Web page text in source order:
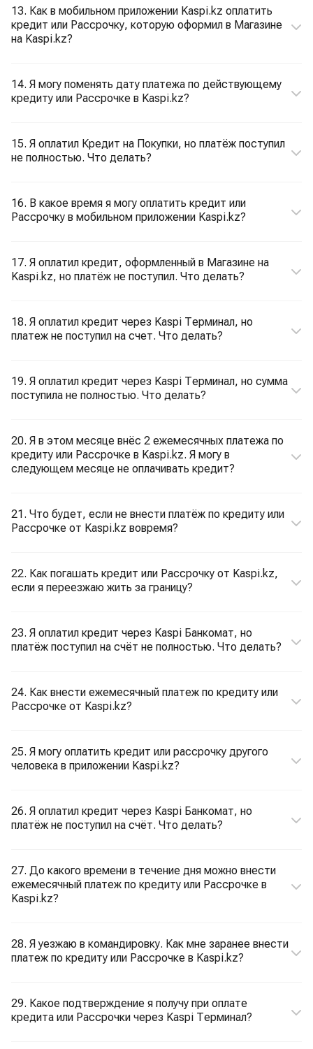
13. Как в мобильном приложении Kaspi.kz оплатить
кредит или Рассрочку, которую оформил в Магазине
на Kaspi.kz?
14. Я могу поменять дату платежа по действующему
кредиту или Рассрочке в Kaspi.kz?
15. Я оплатил Кредит на Покупки, но платёж поступил
не полностью. Что делать?
16. В какое время я могу оплатить кредит или
Рассрочку в мобильном приложении Kaspi.kz?
17. Я оплатил кредит, оформленный в Магазине на
Kaspi.kz, но платёж не поступил. Что делать?
18. Я оплатил кредит через Kaspi Терминал, но
платеж не поступил на счет. Что делать?
19. Я оплатил кредит через Kaspi Терминал, но сумма
поступила не полностью. Что делать?
20. Я в этом месяце внёс 2 ежемесячных платежа по
кредиту или Рассрочке в Kaspi.kz. Я могу в
следующем месяце не оплачивать кредит?
21. Что будет, если не внести платёж по кредиту или
Рассрочке от Kaspi.kz вовремя?
22. Как погашать кредит или Рассрочку от Kaspi.kz,
если я переезжаю жить за границу?
23. Я оплатил кредит через Kaspi Банкомат, но
платёж поступил на счёт не полностью. Что делать?
24. Как внести ежемесячный платеж по кредиту или
Рассрочке от Kaspi.kz?
25. Я могу оплатить кредит или рассрочку другого
человека в приложении Kaspi.kz?
26. Я оплатил кредит через Kaspi Банкомат, но
платёж не поступил на счёт. Что делать?
27. До какого времени в течение дня можно внести
ежемесячный платеж по кредиту или Рассрочке в
Kaspi.kz?
28. Я уезжаю в командировку. Как мне заранее внести
платеж по кредиту или Рассрочке в Kaspi.kz?
29. Какое подтверждение я получу при оплате
кредита или Рассрочки через Kaspi Терминал?